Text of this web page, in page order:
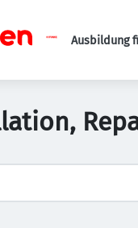
Ausbildung